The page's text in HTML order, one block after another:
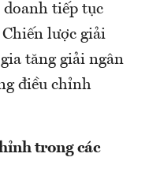
tiếp tục
lược giải
tăng giải ngân
điều chỉnh
trong các